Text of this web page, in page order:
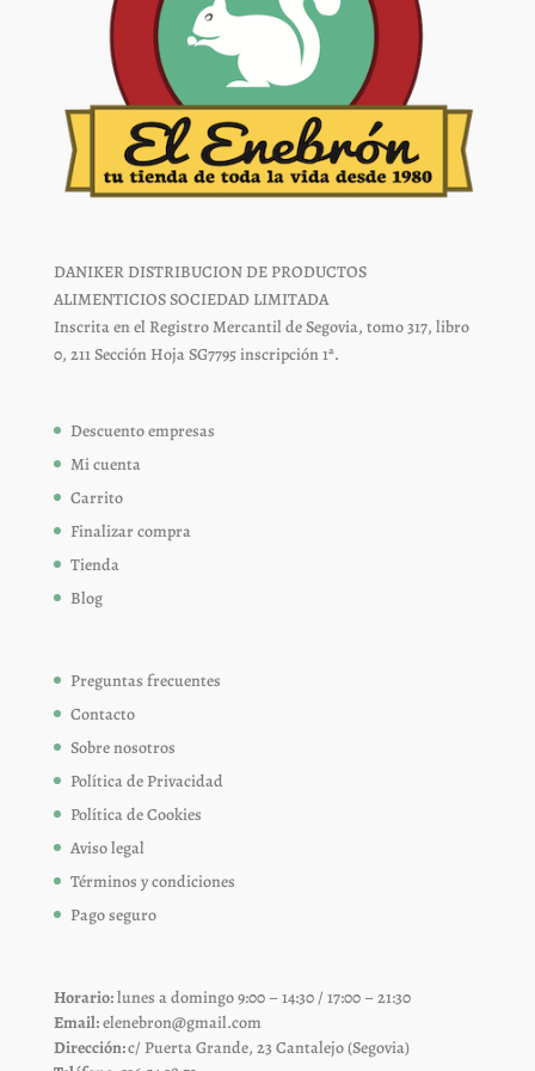
DANIKER DISTRIBUCION DE PRODUCTOS
ALIMENTICIOS SOCIEDAD LIMITADA
Inscrita en el Registro Mercantil de Segovia, tomo 317, libro
0, 211 Sección Hoja SG7795 inscripción 1ª.
Descuento empresas
Mi cuenta
Carrito
Finalizar compra
Tienda
Blog
Preguntas frecuentes
Contacto
Sobre nosotros
Política de Privacidad
Política de Cookies
Aviso legal
Términos y condiciones
Pago seguro
Horario:lunes a domingo 9:00 – 14:30 / 17:00 – 21:30
Email:elenebron@gmail.com
Dirección:c/ Puerta Grande, 23 Cantalejo (Segovia)